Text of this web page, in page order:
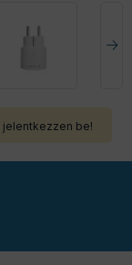
jelentkezzen be!